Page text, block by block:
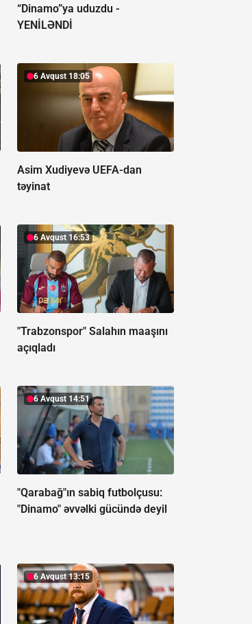
“Dinamo”ya uduzdu -
YENİLƏNDİ
6 Avqust 18:05
Asim Xudiyevə UEFA-dan
təyinat
6 Avqust 16:53
"Trabzonspor" Salahın maaşını
açıqladı
6 Avqust 14:51
"Qarabağ"ın sabiq futbolçusu:
"Dinamo" əvvəlki gücündə deyil
6 Avqust 13:15